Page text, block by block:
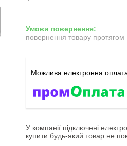
повернення товару протягом
У компанії підключені
купити будь-який товар не